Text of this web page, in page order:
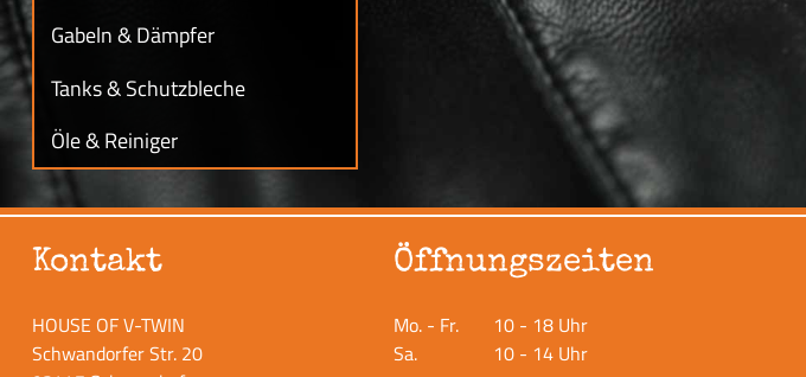
Gabeln & Dämpfer
Tanks & Schutzbleche
Öle & Reiniger
Kontakt
HOUSE OF V-TWIN
Schwandorfer Str. 20
Öffnungszeiten
Mo. - Fr.
10 - 18 Uhr
Sa.
10 - 14 Uhr